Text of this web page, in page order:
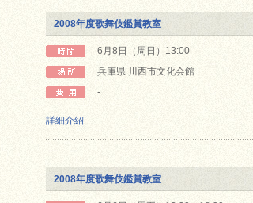
2008年度歌舞伎鑑賞教室
6月8日（周日）13:00
兵庫県 川西市文化会館
-
詳細介紹
2008年度歌舞伎鑑賞教室